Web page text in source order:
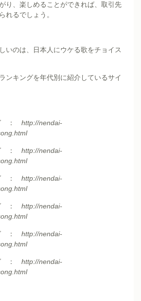
り、楽しめることができれば、取引先
れるでしょう。
いのは、日本人にウケる歌をチョイス
ンキングを年代別に紹介しているサイ
： http://nendai-
： http://nendai-
： http://nendai-
： http://nendai-
： http://nendai-
：
http://nendai-